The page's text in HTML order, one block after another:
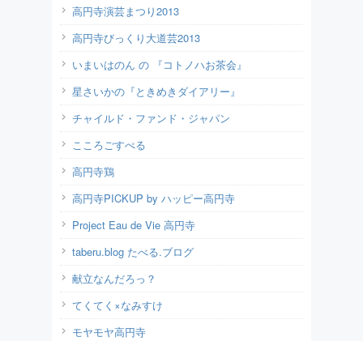
高円寺演芸まつり2013
高円寺びっくり大道芸2013
いまいはのん の 『コトノハお茶会』
星さいかの『ときめきダイアリー』
チャイルド・ファンド・ジャパン
こころごすぺる
高円寺鶏
高円寺PICKUP by ハッピー高円寺
Project Eau de Vie 高円寺
taberu.blog たべる.ブログ
献立なんだろっ？
てくてく×なみすけ
モヤモヤ高円寺